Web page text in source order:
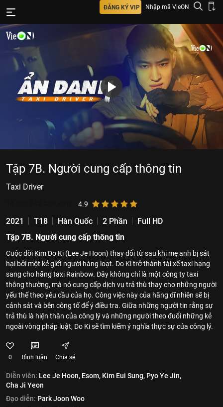
ĐĂNG KÝ VIP Nhập mã VieON
Tập 7B. Người cung cấp thông tin
Taxi Driver
4.9
2021 T18 Hàn Quốc 2 Phần
Full HD
Tập 7B. Người cung cấp thông tin
Cuộc đời Kim Do Ki (Lee Je Hoon) thay đổi từ sau khi mẹ anh bị sát
hại bởi một kẻ giết người hàng loạt. Do Ki trở thành tài xế taxi hạng
sang cho hãng taxi Rainbow. Đây không chỉ là một công ty taxi
thông thường, mà nó cung cấp dịch vụ trả thù thay cho những người
yếu thế theo yêu cầu của họ. Công việc này của hãng dĩ nhiên sẽ bị
cảnh sát và bên công tố để ý điều tra. Giữa những người tin rằng sự
trả thù là hiện thân của công lý và những người theo đuổi những kẻ
ngoài vòng pháp luật, Do Ki sẽ tìm kiếm ý nghĩa thực sự của công lý.
0 Bình luận Chia sẻ
Diễn viên: Lee Je Hoon, Esom, Kim Eui Sung, Pyo Ye Jin,
Cha Ji Yeon
Đạo diễn: Park Joon Woo